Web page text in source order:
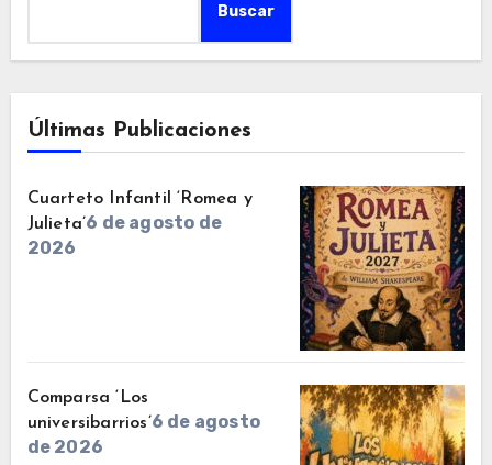
Buscar
Últimas Publicaciones
Cuarteto Infantil ‘Romea y
Julieta’6 de agosto de
2026
Comparsa ‘Los
universibarrios’6 de agosto
de 2026